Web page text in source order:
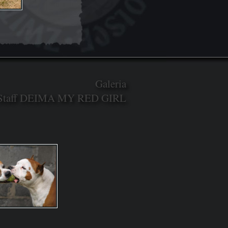
Galeria
DEIMA MY RED GIRL